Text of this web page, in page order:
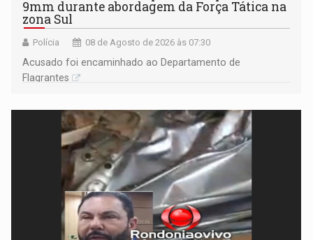
9mm durante abordagem da Força Tática na
zona Sul
Polícia 08 de Agosto de 2026 às 07:30
Acusado foi encaminhado ao Departamento de
Flagrantes